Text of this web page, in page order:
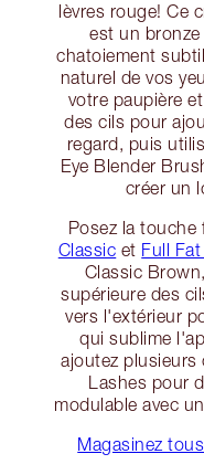
lèvres rouge! Ce
est un
chatoiement
naturel de vos
votre paupière
des cils pour
regard, puis
Eye Blender
créer un
Posez la touche
Classic et Full
Classic
supérieure des
vers l'extérieur
qui sublime
ajoutez plusieurs
Lashes pour
modulable avec
Magasinez